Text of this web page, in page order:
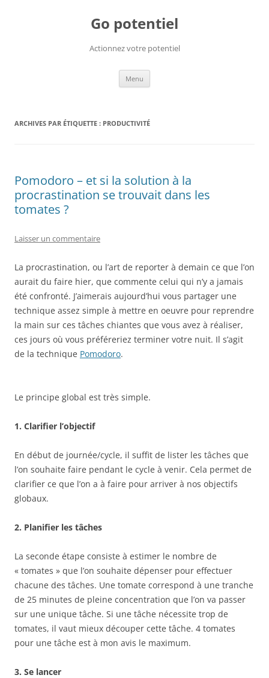
Go potentiel
Actionnez votre potentiel
Menu
ARCHIVES PAR ÉTIQUETTE : PRODUCTIVITÉ
Pomodoro – et si la solution à la
procrastination se trouvait dans les
tomates ?
Laisser un commentaire
La procrastination, ou l’art de reporter à demain ce que l’on
aurait du faire hier, que commente celui qui n’y a jamais
été confronté. J’aimerais aujourd’hui vous partager une
technique assez simple à mettre en oeuvre pour reprendre
la main sur ces tâches chiantes que vous avez à réaliser,
ces jours où vous préféreriez terminer votre nuit. Il s’agit
de la technique Pomodoro.
Le principe global est très simple.
1. Clarifier l’objectif
En début de journée/cycle, il suffit de lister les tâches que
l’on souhaite faire pendant le cycle à venir. Cela permet de
clarifier ce que l’on a à faire pour arriver à nos objectifs
globaux.
2. Planifier les tâches
La seconde étape consiste à estimer le nombre de
« tomates » que l’on souhaite dépenser pour effectuer
chacune des tâches. Une tomate correspond à une tranche
de 25 minutes de pleine concentration que l’on va passer
sur une unique tâche. Si une tâche nécessite trop de
tomates, il vaut mieux découper cette tâche. 4 tomates
pour une tâche est à mon avis le maximum.
3. Se lancer